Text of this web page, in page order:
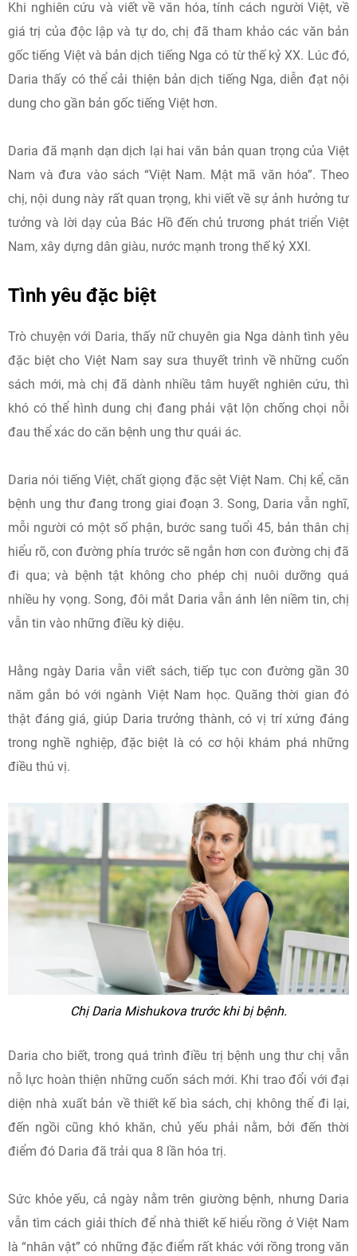
Khi nghiên cứu và viết về văn hóa, tính cách người Việt, về
giá trị của độc lập và tự do, chị đã tham khảo các văn bản
gốc tiếng Việt và bản dịch tiếng Nga có từ thế kỷ XX. Lúc đó,
Daria thấy có thể cải thiện bản dịch tiếng Nga, diễn đạt nội
dung cho gần bản gốc tiếng Việt hơn.
Daria đã mạnh dạn dịch lại hai văn bản quan trọng của Việt
Nam và đưa vào sách “Việt Nam. Mật mã văn hóa”. Theo
chị, nội dung này rất quan trọng, khi viết về sự ảnh hưởng tư
tưởng và lời dạy của Bác Hồ đến chủ trương phát triển Việt
Nam, xây dựng dân giàu, nước mạnh trong thế kỷ XXI.
Tình yêu đặc biệt
Trò chuyện với Daria, thấy nữ chuyên gia Nga dành tình yêu
đặc biệt cho Việt Nam say sưa thuyết trình về những cuốn
sách mới, mà chị đã dành nhiều tâm huyết nghiên cứu, thì
khó có thể hình dung chị đang phải vật lộn chống chọi nỗi
đau thể xác do căn bệnh ung thư quái ác.
Daria nói tiếng Việt, chất giọng đặc sệt Việt Nam. Chị kể, căn
bệnh ung thư đang trong giai đoạn 3. Song, Daria vẫn nghĩ,
mỗi người có một số phận, bước sang tuổi 45, bản thân chị
hiểu rõ, con đường phía trước sẽ ngắn hơn con đường chị đã
đi qua; và bệnh tật không cho phép chị nuôi dưỡng quá
nhiều hy vọng. Song, đôi mắt Daria vẫn ánh lên niềm tin, chị
vẫn tin vào những điều kỳ diệu.
Hằng ngày Daria vẫn viết sách, tiếp tục con đường gần 30
năm gắn bó với ngành Việt Nam học. Quãng thời gian đó
thật đáng giá, giúp Daria trưởng thành, có vị trí xứng đáng
trong nghề nghiệp, đặc biệt là có cơ hội khám phá những
điều thú vị.
Chị Daria Mishukova trước khi bị bệnh.
Daria cho biết, trong quá trình điều trị bệnh ung thư chị vẫn
nỗ lực hoàn thiện những cuốn sách mới. Khi trao đổi với đại
diện nhà xuất bản về thiết kế bìa sách, chị không thể đi lại,
đến ngồi cũng khó khăn, chủ yếu phải nằm, bởi đến thời
điểm đó Daria đã trải qua 8 lần hóa trị.
Sức khỏe yếu, cả ngày nằm trên giường bệnh, nhưng Daria
vẫn tìm cách giải thích để nhà thiết kế hiểu rồng ở Việt Nam
là “nhân vật” có những đặc điểm rất khác với rồng trong văn